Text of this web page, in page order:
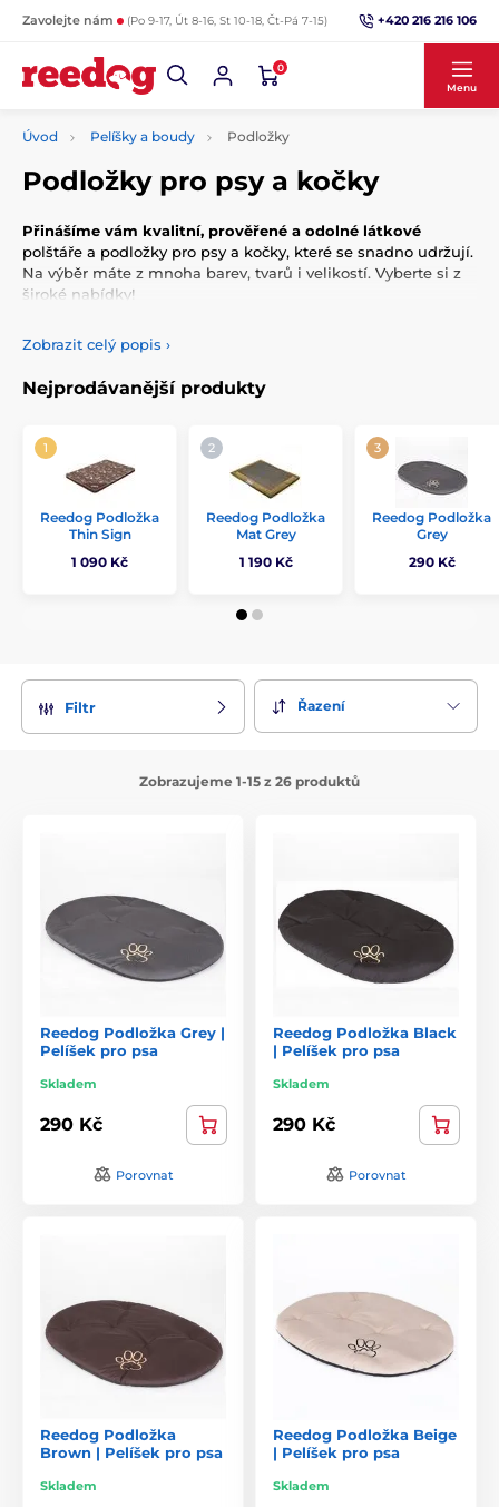
Zavolejte nám (Po 9-17, Út 8-16, St 10-18, Čt-Pá 7-15) +420 216 216 106
0
Menu
Úvod Pelíšky a boudy Podložky
Podložky pro psy a kočky
Přinášíme vám kvalitní, prověřené a odolné látkové
polštáře a podložky pro psy a kočky, které se snadno udržují.
Na výběr máte z mnoha barev, tvarů i velikostí. Vyberte si z
široké nabídky!
Zobrazit celý popis ›
Nejprodávanější produkty
Reedog Podložka
Thin Sign
1 090 Kč
Reedog Podložka
Mat Grey
1 190 Kč
Reedog Podložka
Grey
290 Kč
Filtr Řazení
Zobrazujeme 1-15 z 26 produktů
Reedog Podložka Grey |
Pelíšek pro psa
Skladem
290 Kč
Porovnat
Reedog Podložka Black
| Pelíšek pro psa
Skladem
290 Kč
Porovnat
Reedog Podložka
Brown | Pelíšek pro psa
Skladem
Reedog Podložka Beige
| Pelíšek pro psa
Skladem